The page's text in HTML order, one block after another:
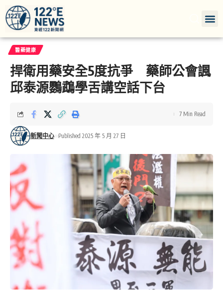
醫藥健康
捍衛用藥安全5度抗爭 藥師公會諷
邱泰源鸚鵡學舌講空話下台
新聞中心 Published 2025 年 5 月 27 日
7 Min Read